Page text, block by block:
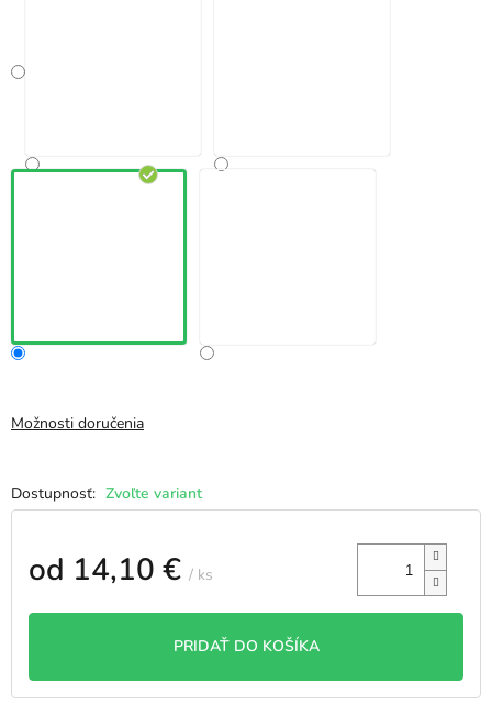
Zvoľte variant
Možnosti doručenia
od 14,10 € / ks
PRIDAŤ DO KOŠÍKA